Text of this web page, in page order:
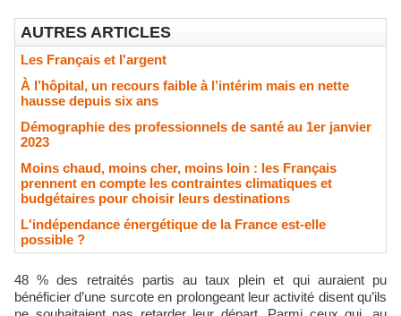
AUTRES ARTICLES
Les Français et l'argent
À l’hôpital, un recours faible à l’intérim mais en nette
hausse depuis six ans
Démographie des professionnels de santé au 1er janvier
2023
Moins chaud, moins cher, moins loin : les Français
prennent en compte les contraintes climatiques et
budgétaires pour choisir leurs destinations
L'indépendance énergétique de la France est-elle
possible ?
48 % des retraités partis au taux plein et qui auraient pu
bénéficier d’une surcote en prolongeant leur activité disent qu’ils